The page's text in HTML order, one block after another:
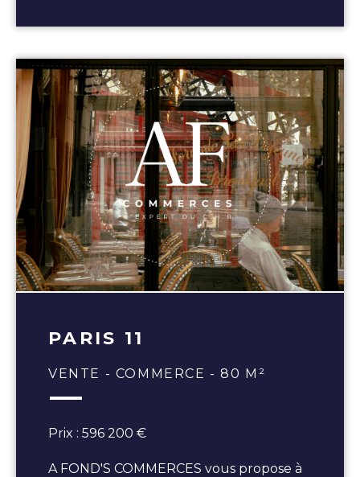
PARIS 11
VENTE - COMMERCE - 80 M²
Prix : 596 200 €
A FOND'S COMMERCES vous propose à